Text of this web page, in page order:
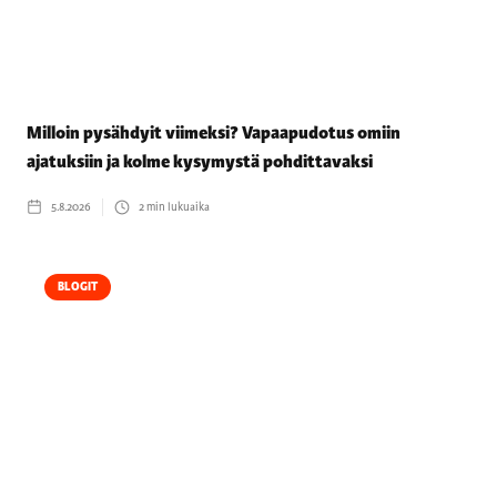
Milloin pysähdyit viimeksi? Vapaapudotus omiin
ajatuksiin ja kolme kysymystä pohdittavaksi
5.8.2026 2min lukuaika
BLOGIT